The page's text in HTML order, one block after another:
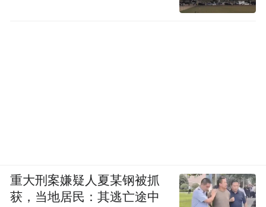
重大刑案嫌疑人夏某钢被抓
获，当地居民：其逃亡途中